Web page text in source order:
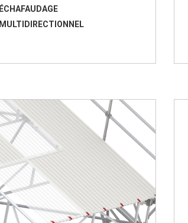
ÉCHAFAUDAGE
MULTIDIRECTIONNEL